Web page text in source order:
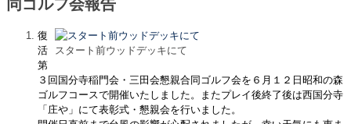
同ゴルフ会報告
スタート前ウッドデッキにて
復
活
第
３ 回国分寺稲門会・三田会懇親合同ゴルフ会を６月１２日昭和の森
ゴルフコースで開催いたしました。またプレイ後終了後は西国分寺
「庄や」にて表彰式・懇親会を行いました。